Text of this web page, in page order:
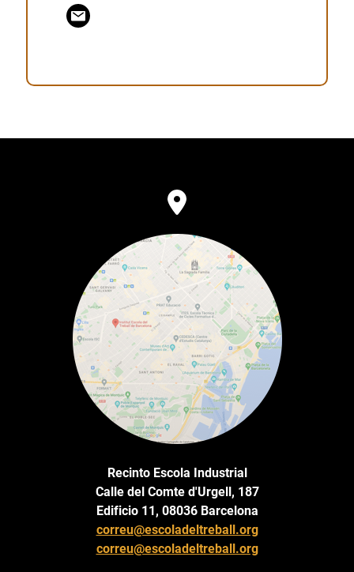
Recinto Escola Industrial
Calle del Comte d'Urgell, 187
Edificio 11, 08036 Barcelona
correu@escoladeltreball.org
correu@escoladeltreball.org